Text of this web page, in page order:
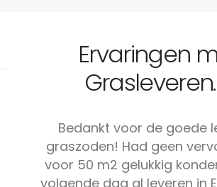
Ervaringen
Bedankt voor de goede
graszoden! Had geen
voor 50 m2 gelukkig
volgende dag al leveren in